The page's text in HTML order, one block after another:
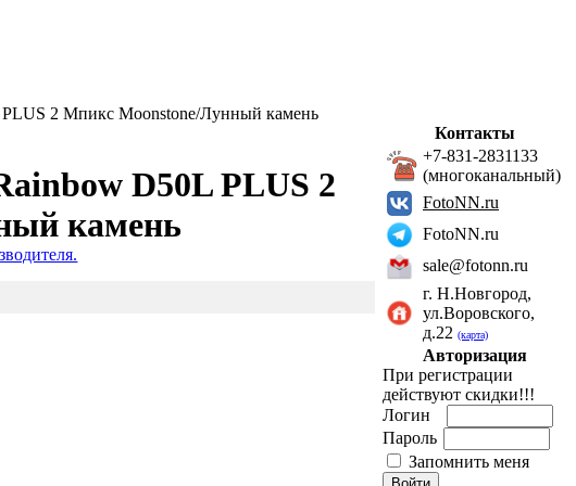
2 Мпикс Moonstone/Лунный камень
D50L PLUS 2
камень
Контакты
+7-831-2831133
(многоканальный)
FotoNN.ru
FotoNN.ru
sale@fotonn.ru
г. Н.Новгород,
ул.Воровского,
д.22 (карта)
Авторизация
При регистрации
действуют скидки!!!
Логин
Пароль
Запомнить меня